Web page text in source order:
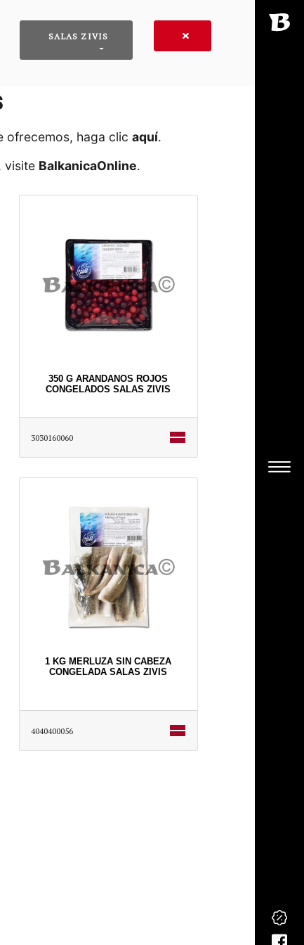
SALAS ZIVIS
ofrecemos, haga clic aquí․
visite BalkanicaOnline․
350 G ARANDANOS ROJOS
CONGELADOS SALAS ZIVIS
3030160060
1 KG MERLUZA SIN CABEZA
CONGELADA SALAS ZIVIS
4040400056